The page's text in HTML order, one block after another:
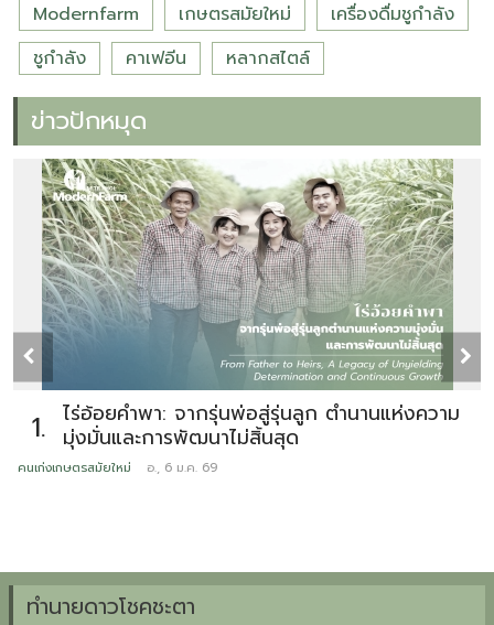
Modernfarm
เกษตรสมัยใหม่
เครื่องดื่มชูกำลัง
ชูกำลัง
คาเฟอีน หลากสไตล์
ข่าวปักหมุด
1.
ไร่อ้อยคำพา: จากรุ่นพ่อสู่รุ่นลูก ตำนานแห่งความ
มุ่งมั่นและการพัฒนาไม่สิ้นสุด
คนเก่งเกษตรสมัยใหม่
อ., 6 ม.ค. 69
ทำนายดาวโชคชะตา